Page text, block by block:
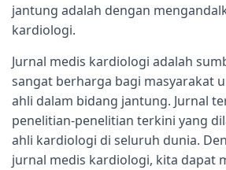
jantung adalah dengan
kardiologi.
Jurnal medis kardiologi adalah
sangat berharga bagi masyarakat
ahli dalam bidang jantung. Jurnal
penelitian-penelitian terkini yang
ahli kardiologi di seluruh dunia.
jurnal medis kardiologi, kita dapat